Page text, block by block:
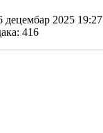
децембар 2025 19:27
416